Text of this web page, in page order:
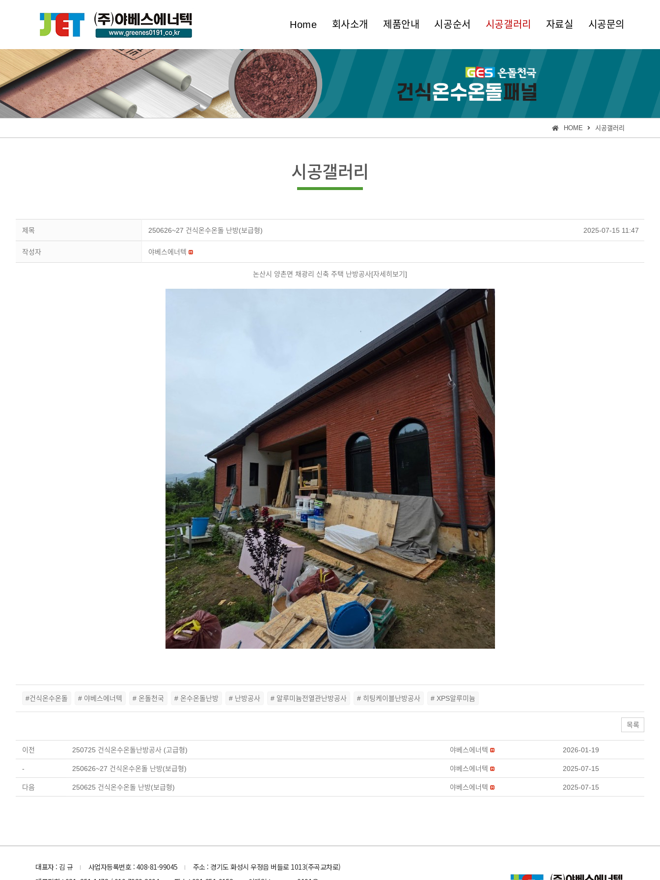
Home 회사소개 제품안내 시공순서 시공갤러리 자료실 시공문의
HOME 시공갤러리
시공갤러리
제목 250626~27 건식온수온돌 난방(보급형) 2025-07-15 11:47
작성자 야베스에너텍
논산시 양촌면 채광리 신축 주택 난방공사[자세히보기]
#건식온수온돌 # 야베스에너텍 # 온돌천국 # 온수온돌난방 # 난방공사 # 알루미늄전열관난방공사 # 히팅케이블난방공사 # XPS알루미늄
목록
이전 250725 건식온수온돌난방공사 (고급형) 야베스에너텍 2026-01-19
- 250626~27 건식온수온돌 난방(보급형) 야베스에너텍 2025-07-15
다음 250625 건식온수온돌 난방(보급형) 야베스에너텍 2025-07-15
대표자 : 김 규 l 사업자등록번호 : 408-81-99045 l
주소 : 경기도 화성시 우정읍 버들로 1013(주곡교차로)